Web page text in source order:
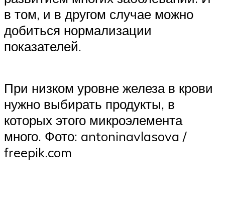
в том, и в другом случае можно
добиться нормализации
показателей.
При низком уровне железа в крови
нужно выбирать продукты, в
которых этого микроэлемента
много. Фото: antoninavlasova /
freepik.com